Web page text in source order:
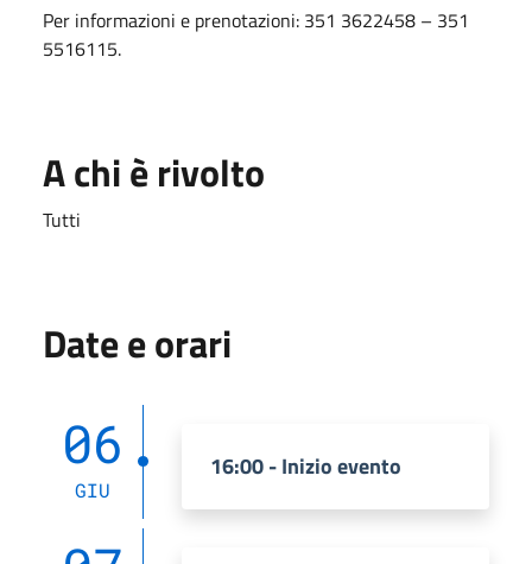
Per informazioni e prenotazioni: 351 3622458 – 351
5516115.
A chi è rivolto
Tutti
Date e orari
06
GIU
16:00 - Inizio evento